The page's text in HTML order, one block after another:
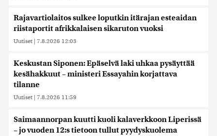
Rajavartiolaitos sulkee loputkin itärajan esteaidan
riistaportit afrikkalaisen sikaruton vuoksi
Uutiset | 7.8.2026 12:03
Keskustan Siponen: Epäselvä laki uhkaa pysäyttää
kesähakkuut – ministeri Essayahin korjattava
tilanne
Uutiset | 7.8.2026 11:59
Saimaannorpan kuutti kuoli kalaverkkoon Liperissä
– jo vuoden 12:s tietoon tullut pyydyskuolema